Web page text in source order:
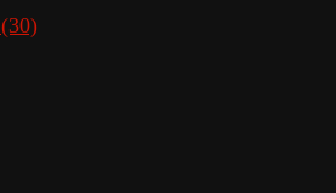
(30)